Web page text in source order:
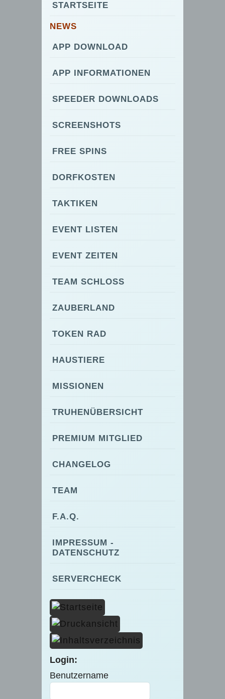
STARTSEITE
NEWS
APP DOWNLOAD
APP INFORMATIONEN
SPEEDER DOWNLOADS
SCREENSHOTS
FREE SPINS
DORFKOSTEN
TAKTIKEN
EVENT LISTEN
EVENT ZEITEN
TEAM SCHLOSS
ZAUBERLAND
TOKEN RAD
HAUSTIERE
MISSIONEN
TRUHENÜBERSICHT
PREMIUM MITGLIED
CHANGELOG
TEAM
F.A.Q.
IMPRESSUM -
DATENSCHUTZ
SERVERCHECK
Login:
Benutzername